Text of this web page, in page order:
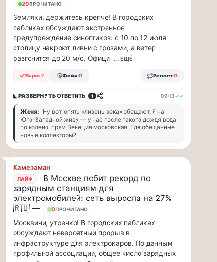
88
млн
рублей
в
рамках
договора
страхов...
августа
в
московском
парке
«Сокольники»
«Капибара…
1
августа
в
московском
парке
«Сокольники»
откроется
«Капибара
21ПРОЧИТАНО
Земляки, держитесь крепче! В городских
пабликах обсуждают экстренное
предупреждение синоптиков: с 10 по 12 июля
столицу накроют ливни с грозами, а ветер
разгонится до 20 м/с. Офици ... ЕЩЁ
Верю2 Фейк0 Репост0
◣ РАЗВЕРНУТЬОТВЕТИТЬ 1 09:13✓✓
Женя: Ну вот, опять «ливень века» обещают. Я на
Юго-Западной живу — у нас после такого дождя вода
по колено, прям Венеция московская. Где обещанные
новые коллекторы?
Камераман
ЛАЙФ
В Москве побит рекорд по
зарядным станциям для
электромобилей: сеть выросла на 27%
🇷🇺 —
9ПРОЧИТАНО
Москвичи, утречко! В городских пабликах
обсуждают невероятный прорыв в
инфраструктуре для электрокаров. По данным
профильной ассоциации, общее число зарядных